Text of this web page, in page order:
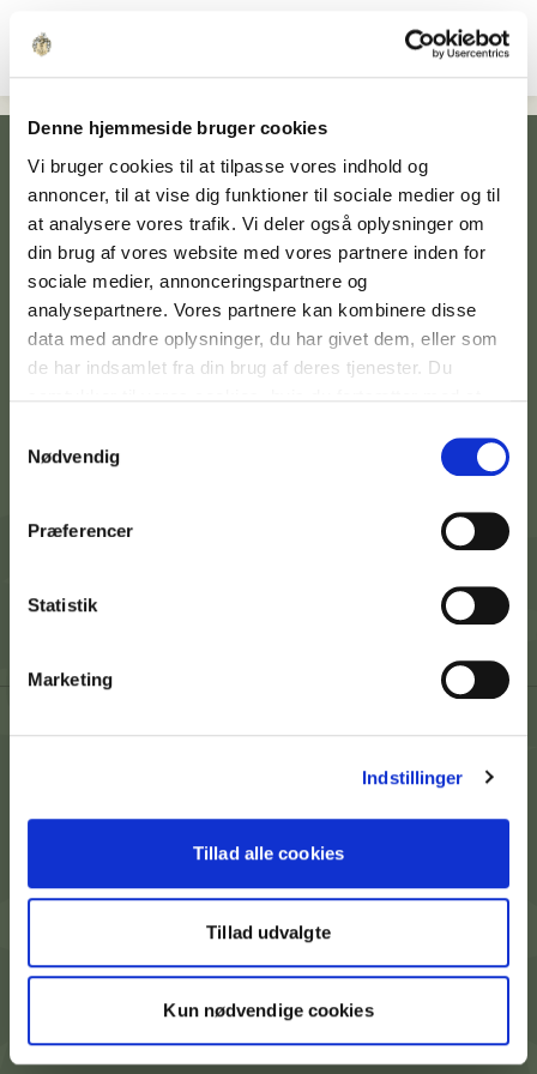
Denne hjemmeside bruger cookies
Vi bruger cookies til at tilpasse vores indhold og
annoncer, til at vise dig funktioner til sociale medier og til
at analysere vores trafik. Vi deler også oplysninger om
din brug af vores website med vores partnere inden for
sociale medier, annonceringspartnere og
analysepartnere. Vores partnere kan kombinere disse
data med andre oplysninger, du har givet dem, eller som
de har indsamlet fra din brug af deres tjenester. Du
Nødvendig
Præferencer
Statistik
Marketing
Indstillinger
Tillad alle cookies
Tillad udvalgte
Kun nødvendige cookies
Kontakt afdeling
Cookies
Privatlivspolitik